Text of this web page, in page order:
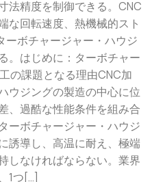
法精度を制御できる。CNC
な回転速度、熱機械的スト
ーボチャージャー・ハウジ
。はじめに：ターボチャー
の課題となる理由CNC加
ウジングの製造の中心に位
、過酷な性能条件を組み合
ーボチャージャー・ハウジ
誘導し、高温に耐え、極端
しなければならない。業界
1つ[…]